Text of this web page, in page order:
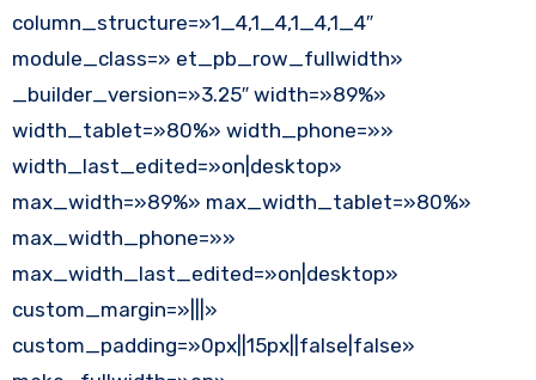
column_structure=»1_4,1_4,1_4,1_4″
module_class=» et_pb_row_fullwidth»
_builder_version=»3.25″ width=»89%»
width_tablet=»80%» width_phone=»»
width_last_edited=»on|desktop»
max_width=»89%» max_width_tablet=»80%»
max_width_phone=»»
max_width_last_edited=»on|desktop»
custom_margin=»|||»
custom_padding=»0px||15px||false|false»